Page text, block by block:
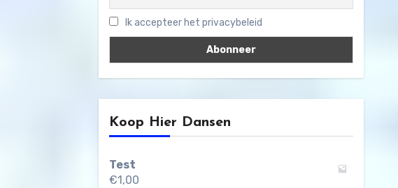
Ik accepteer het privacybeleid
Koop Hier Dansen
Test
€1,00